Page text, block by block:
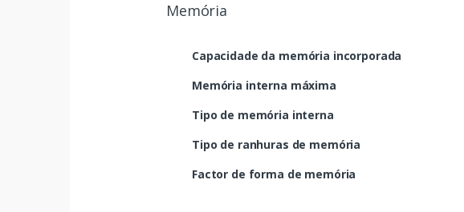
Memória
Capacidade da memória incorporada
Memória interna máxima
Tipo de memória interna
Tipo de ranhuras de memória
Factor de forma de memória